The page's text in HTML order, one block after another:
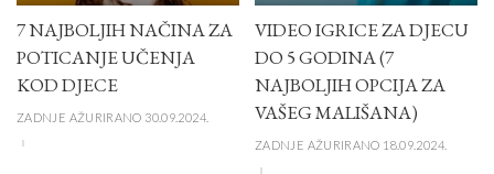
7 NAJBOLJIH NAČINA ZA
POTICANJE UČENJA
KOD DJECE
ZADNJE AŽURIRANO 30.09.2024.
VIDEO IGRICE ZA DJECU
DO 5 GODINA (7
NAJBOLJIH OPCIJA ZA
VAŠEG MALIŠANA)
ZADNJE AŽURIRANO 18.09.2024.